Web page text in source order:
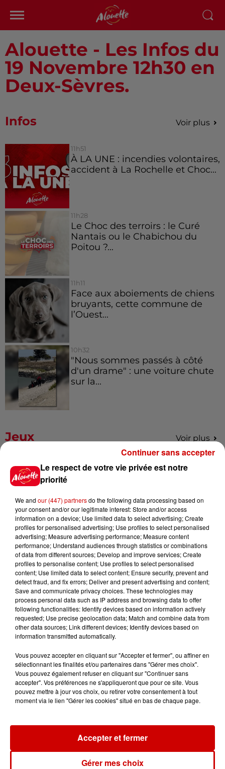
Alouette - Les Infos du
19 Novembre 12h30 en
Deux-Sèvres.
Infos Voir plus
11h51
À LA UNE : incendies volontaires,
accident à La Rochelle et Choc...
11h28
Le Choc des terroirs : le Curé
Nantais ou le Chabichou du
Poitou ?...
11h11
Face aux aboiements de chiens
bruyants, cette commune de
l’Ouest...
10h32
"Nous sommes passés à côté
d'un drame" : une voiture chute
sur la...
Jeux Voir plus
Gagnez vos places pour
l'événement Ride the Show à
Gagnez vos places pour le
festival Marché Gourmand 2026
à Coulon !
Le Duel - Gagnez vos entrées
pour le parc animalier de votre
choix !
Destination Vacances - Gagnez
votre séjour en famille au cœur
de la...
Newsletter
Le respect de votre vie privée est notre
priorité
We and our (447) partnersdo the following data processing based on
your consent and/or our legitimate interest: Store and/or access
information on a device; Use limited data to select advertising; Create
profiles for personalised advertising; Use profiles to select personalised
advertising; Measure advertising performance; Measure content
performance; Understand audiences through statistics or combinations
of data from different sources; Develop and improve services; Create
profiles to personalise content; Use profiles to select personalised
content; Use limited data to select content; Ensure security, prevent and
detect fraud, and fix errors; Deliver and present advertising and content;
Save and communicate privacy choices. These technologies may
process personal data such as IP address and browsing data to offer
following functionalities: Identify devices based on information actively
requested; Use precise geolocation data; Match and combine data from
other data sources; Link different devices; Identify devices based on
information transmitted automatically.
Vous pouvez accepter en cliquant sur "Accepter et fermer", ou affiner en
sélectionnant les finalités et/ou partenaires dans "Gérer mes choix".
Vous pouvez également refuser en cliquant sur "Continuer sans
accepter". Vos préférences ne s'appliqueront que pour ce site. Vous
pouvez mettre à jour vos choix, ou retirer votre consentement à tout
moment via le lien "Gérer les cookies" situé en bas de chaque page.
Gérer mes choix
Accepter et fermer
Continuer sans accepter